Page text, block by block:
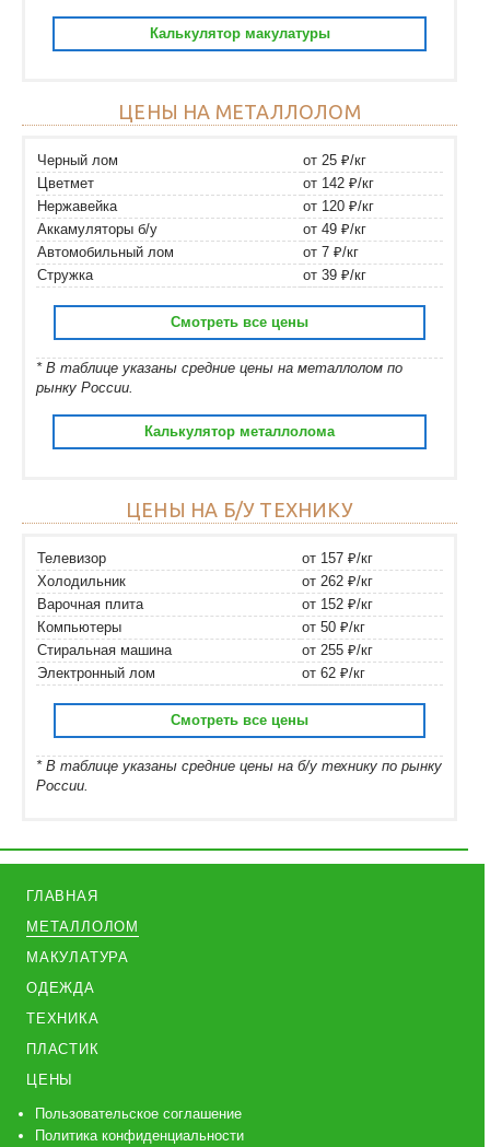
Калькулятор макулатуры
ЦЕНЫ НА МЕТАЛЛОЛОМ
Черный лом
от 25 ₽/кг
Цветмет
от 142 ₽/кг
Нержавейка
от 120 ₽/кг
Аккамуляторы б/у
от 49 ₽/кг
Автомобильный лом
от 7 ₽/кг
Стружка
от 39 ₽/кг
Смотреть все цены
* В таблице указаны средние цены на металлолом по
рынку России.
Калькулятор металлолома
ЦЕНЫ НА Б/У ТЕХНИКУ
Телевизор
от 157 ₽/кг
Холодильник
от 262 ₽/кг
Варочная плита
от 152 ₽/кг
Компьютеры
от 50 ₽/кг
Стиральная машина
от 255 ₽/кг
Электронный лом
от 62 ₽/кг
Смотреть все цены
* В таблице указаны средние цены на б/у технику по рынку
России.
ГЛАВНАЯ
МЕТАЛЛОЛОМ
МАКУЛАТУРА
ОДЕЖДА
ТЕХНИКА
ПЛАСТИК
ЦЕНЫ
Пользовательское соглашение
Политика конфиденциальности